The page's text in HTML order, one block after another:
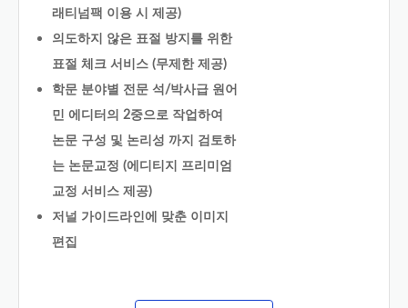
래티넘팩 이용 시 제공)
의도하지 않은 표절 방지를 위한
표절 체크 서비스 (무제한 제공)
학문 분야별 전문 석/박사급 원어
민 에디터의 2중으로 작업하여
논문 구성 및 논리성 까지 검토하
는 논문교정 (에디티지 프리미엄
교정 서비스 제공)
저널 가이드라인에 맞춘 이미지
편집